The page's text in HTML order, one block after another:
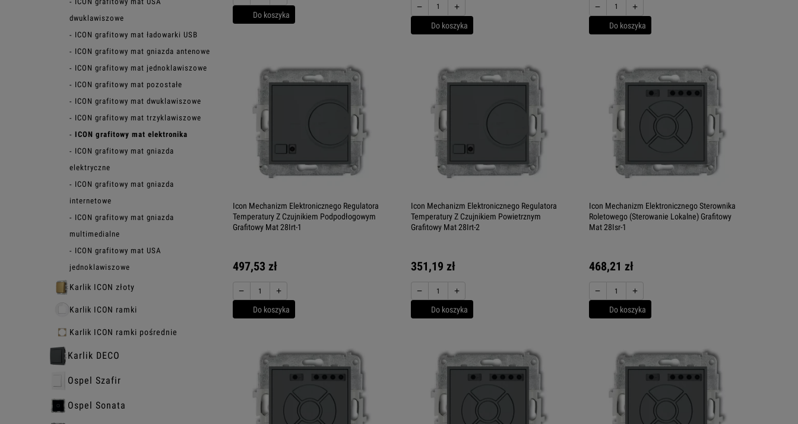
dwuklawiszowe
ICON grafitowy mat ładowarki USB
ICON grafitowy mat gniazda antenowe
ICON grafitowy mat jednoklawiszowe
ICON grafitowy mat pozostałe
ICON grafitowy mat dwuklawiszowe
ICON grafitowy mat trzyklawiszowe
ICON grafitowy mat elektronika
ICON grafitowy mat gniazda
elektryczne
ICON grafitowy mat gniazda
internetowe
ICON grafitowy mat gniazda
multimedialne
ICON grafitowy mat USA
jednoklawiszowe
Karlik ICON złoty
Karlik ICON ramki
Karlik ICON ramki pośrednie
Karlik DECO
Ospel Szafir
Ospel Sonata
Do koszyka
− +
Do koszyka
− +
Do koszyka
Icon Mechanizm Elektronicznego Regulatora
Temperatury Z Czujnikiem Podpodłogowym
Grafitowy Mat 28Irt-1
497,53 zł
− +
Do koszyka
Icon Mechanizm Elektronicznego Regulatora
Temperatury Z Czujnikiem Powietrznym
Grafitowy Mat 28Irt-2
351,19 zł
− +
Do koszyka
Icon Mechanizm Elektronicznego Sterownika
Roletowego (Sterowanie Lokalne) Grafitowy
Mat 28Isr-1
468,21 zł
− +
Do koszyka